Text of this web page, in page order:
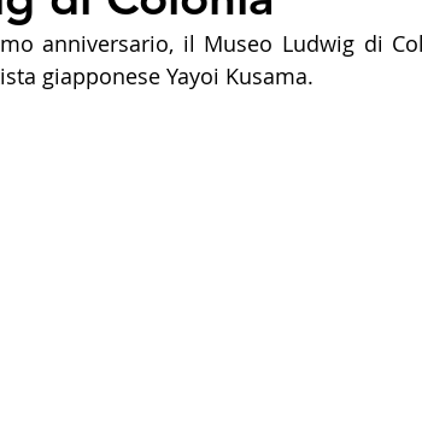
anniversario, il Museo Ludwig di
giapponese Yayoi Kusama.